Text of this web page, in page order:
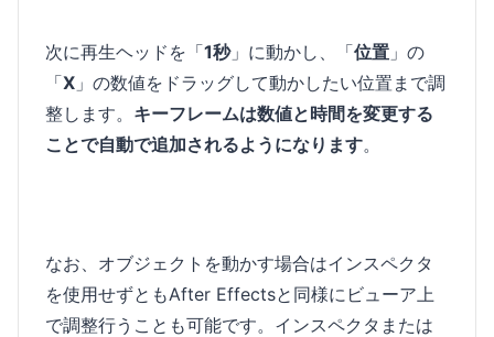
次に再生ヘッドを「1秒」に動かし、「位置 」の
「X 」の数値をドラッグして動かしたい位置まで調
整します。 キーフレームは数値と時間を変更する
ことで自動で追加されるようになります。
なお、オブジェクトを動かす場合はインスペクタ
を使用せずともAfter Effectsと同様にビューア上
で調整行うことも可能です。インスペクタまたは